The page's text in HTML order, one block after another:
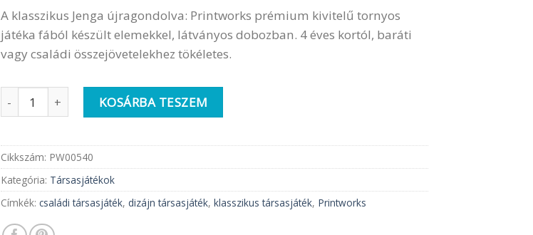
A klasszikus Jenga újragondolva: Printworks prémium kivitelű tornyos
játéka fából készült elemekkel, látványos dobozban. 4 éves kortól, baráti
vagy családi összejövetelekhez tökéletes.
Printworks társasjáték | Jenga mennyiség
KOSÁRBA TESZEM
Cikkszám: PW00540
Kategória: Társasjátékok
Címkék: családi társasjáték, dizájn társasjáték, klasszikus társasjáték, Printworks